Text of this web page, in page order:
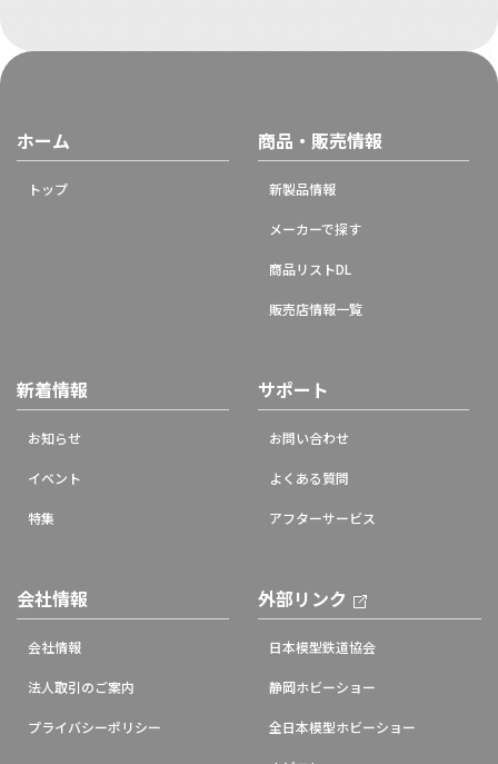
ホーム
トップ
商品・販売情報
新製品情報
メーカーで探す
商品リストDL
販売店情報一覧
新着情報
お知らせ
イベント
特集
サポート
お問い合わせ
よくある質問
アフターサービス
会社情報
会社情報
法人取引のご案内
プライバシーポリシー
外部リンク
日本模型鉄道協会
静岡ホビーショー
全日本模型ホビーショー